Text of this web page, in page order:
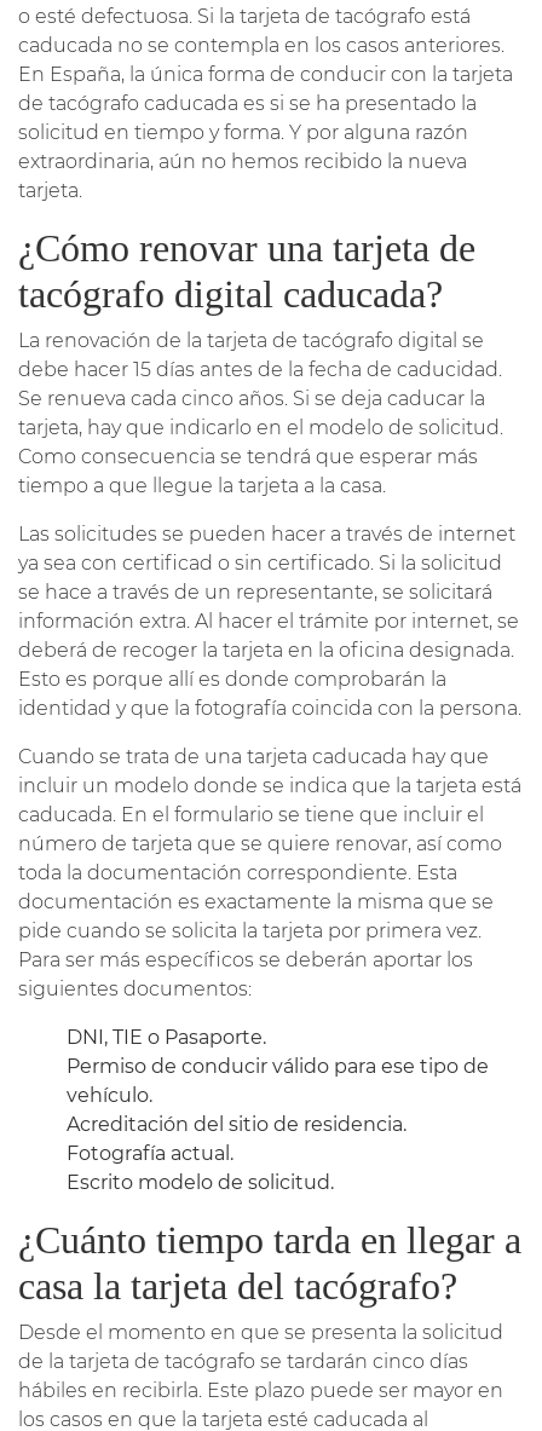
o esté defectuosa. Si la tarjeta de tacógrafo está
caducada no se contempla en los casos anteriores.
En España, la única forma de conducir con la tarjeta
de tacógrafo caducada es si se ha presentado la
solicitud en tiempo y forma. Y por alguna razón
extraordinaria, aún no hemos recibido la nueva
tarjeta.
¿Cómo renovar una tarjeta de
tacógrafo digital caducada?
La renovación de la tarjeta de tacógrafo digital se
debe hacer 15 días antes de la fecha de caducidad.
Se renueva cada cinco años. Si se deja caducar la
tarjeta, hay que indicarlo en el modelo de solicitud.
Como consecuencia se tendrá que esperar más
tiempo a que llegue la tarjeta a la casa.
Las solicitudes se pueden hacer a través de internet
ya sea con certificad o sin certificado. Si la solicitud
se hace a través de un representante, se solicitará
información extra. Al hacer el trámite por internet, se
deberá de recoger la tarjeta en la oficina designada.
Esto es porque allí es donde comprobarán la
identidad y que la fotografía coincida con la persona.
Cuando se trata de una tarjeta caducada hay que
incluir un modelo donde se indica que la tarjeta está
caducada. En el formulario se tiene que incluir el
número de tarjeta que se quiere renovar, así como
toda la documentación correspondiente. Esta
documentación es exactamente la misma que se
pide cuando se solicita la tarjeta por primera vez.
Para ser más específicos se deberán aportar los
siguientes documentos:
DNI, TIE o Pasaporte.
Permiso de conducir válido para ese tipo de
vehículo.
Acreditación del sitio de residencia.
Fotografía actual.
Escrito modelo de solicitud.
¿Cuánto tiempo tarda en llegar a
casa la tarjeta del tacógrafo?
Desde el momento en que se presenta la solicitud
de la tarjeta de tacógrafo se tardarán cinco días
hábiles en recibirla. Este plazo puede ser mayor en
los casos en que la tarjeta esté caducada al